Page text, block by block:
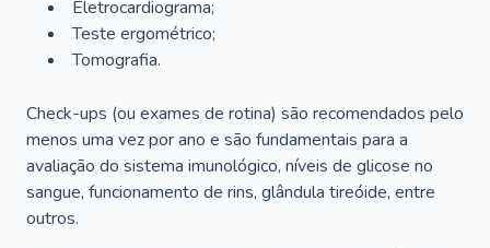
Eletrocardiograma;
Teste ergométrico;
Tomografia.
Check-ups (ou exames de rotina) são recomendados pelo
menos uma vez por ano e são fundamentais para a
avaliação do sistema imunológico, níveis de glicose no
sangue, funcionamento de rins, glândula tireóide, entre
outros.